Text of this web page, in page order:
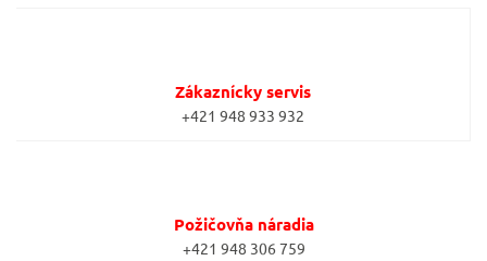
Zákaznícky servis
+421 948 933 932
Požičovňa náradia
+421 948 306 759